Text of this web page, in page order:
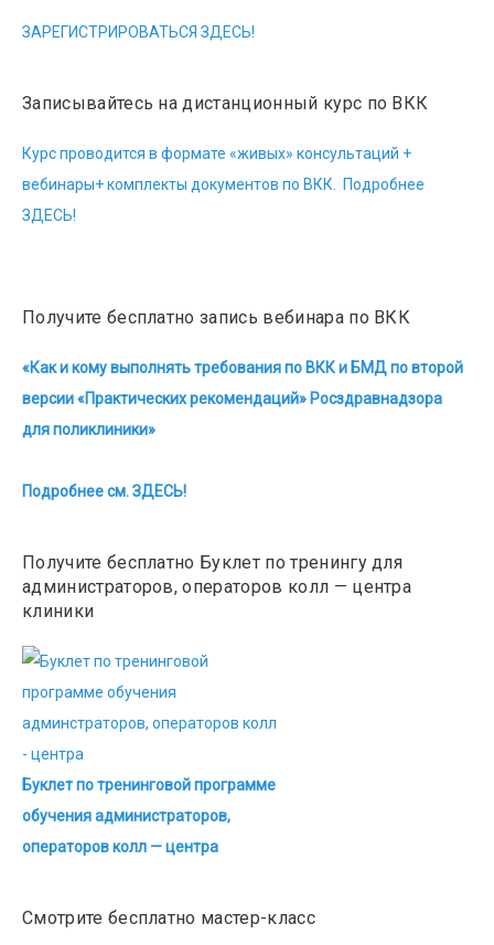
ЗАРЕГИСТРИРОВАТЬСЯ ЗДЕСЬ!
Записывайтесь на дистанционный курс по ВКК
Курс проводится в формате «живых» консультаций +
вебинары+ комплекты документов по ВКК. Подробнее
ЗДЕСЬ!
Получите бесплатно запись вебинара по ВКК
«Как и кому выполнять требования по ВКК и БМД по второй
версии «Практических рекомендаций» Росздравнадзора
для поликлиники»
Подробнее см. ЗДЕСЬ!
Получите бесплатно Буклет по тренингу для
администраторов, операторов колл — центра
клиники
Буклет по тренинговой программе
обучения администраторов,
операторов колл — центра
Смотрите бесплатно мастер-класс